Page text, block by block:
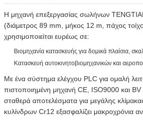
Η μηχανή επεξεργασίας σωλήνων
(διάμετρος 89 mm, μήκος 12 m, πάχος
χρησιμοποιείται ευρέως σε:
Βιομηχανία κατασκευής για δομικά πλαίσια,
Κατασκευή αυτοκινητοβιομηχανικών και
Με ένα σύστημα ελέγχου PLC για ομαλή
πιστοποιημένη μηχανή CE, ISO9000 και BV
σταθερά αποτελέσματα για μεγάλης
κυλίνδρων Cr12 εξασφαλίζει μακροχρόνια